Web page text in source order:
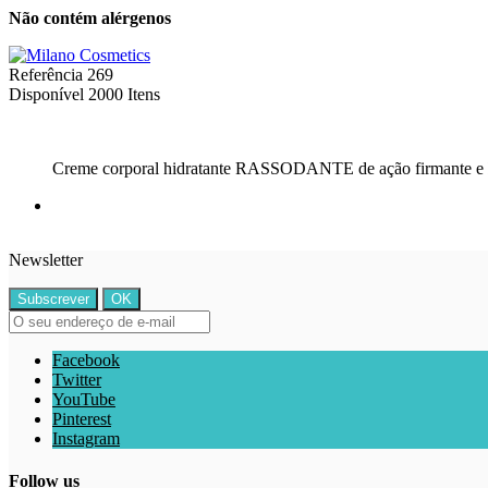
Não contém alérgenos
Referência 269
Disponível 2000 Itens
Creme corporal hidratante RASSODANTE de ação firmante e
Newsletter
Facebook
Twitter
YouTube
Pinterest
Instagram
Follow us